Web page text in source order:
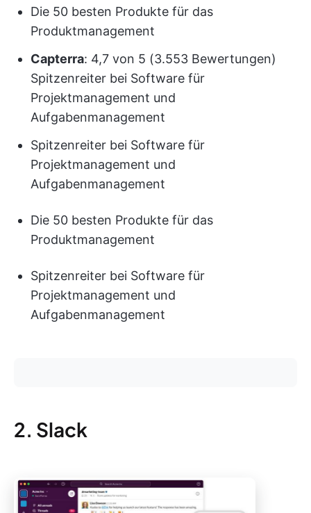
Die 50 besten Produkte für das
Produktmanagement
Capterra: 4,7 von 5 (3.553 Bewertungen)
Spitzenreiter bei Software für
Projektmanagement und
Aufgabenmanagement
Spitzenreiter bei Software für
Projektmanagement und
Aufgabenmanagement
Die 50 besten Produkte für das
Produktmanagement
Spitzenreiter bei Software für
Projektmanagement und
Aufgabenmanagement
2. Slack